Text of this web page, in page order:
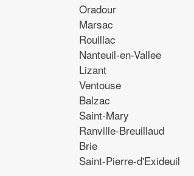
Oradour
Marsac
Rouillac
Nanteuil-en-Vallee
Lizant
Ventouse
Balzac
Saint-Mary
Ranville-Breuillaud
Brie
Saint-Pierre-d'Exideuil